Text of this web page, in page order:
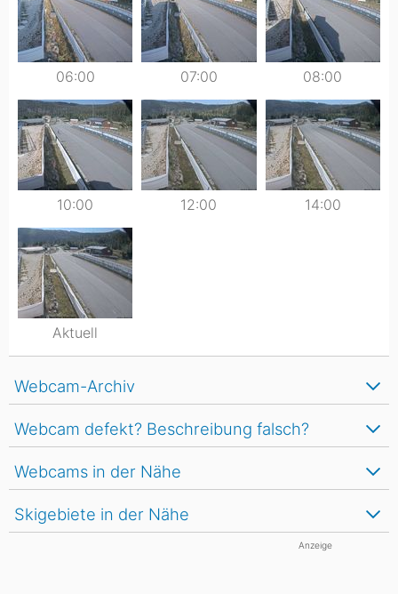
06:00 07:00 08:00
10:00 12:00 14:00
Aktuell
Webcam-Archiv
Webcam defekt? Beschreibung falsch?
Webcams in der Nähe
Skigebiete in der Nähe
Anzeige